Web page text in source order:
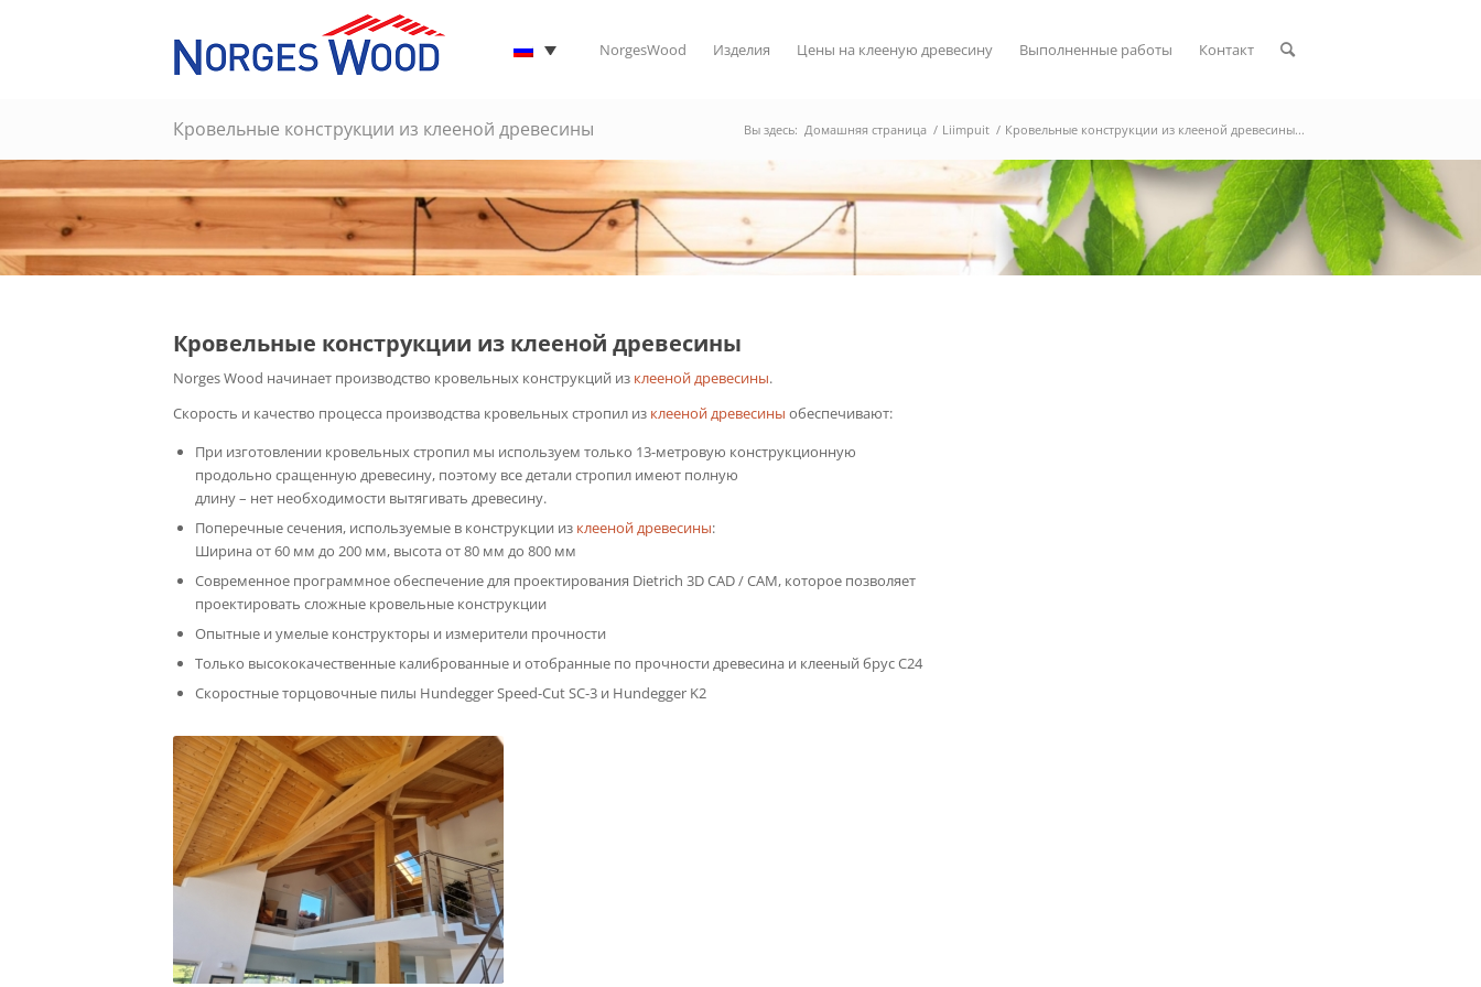
NorgesWood Изделия Цены на клееную древесину Выполненные работы Контакт
Кровельные конструкции из клееной древесины Вы здесь: Домашняя страница / Liimpuit / Кровельные конструкции из клееной древесины...
Кровельные конструкции из клееной древесины
Norges Wood начинает производство кровельных конструкций из клееной древесины.
Скорость и качество процесса производства кровельных стропил из клееной древесины обеспечивают:
При изготовлении кровельных стропил мы используем только 13-метровую конструкционную
продольно сращенную древесину, поэтому все детали стропил имеют полную
длину – нет необходимости вытягивать древесину.
Поперечные сечения, используемые в конструкции из клееной древесины:
Ширина от 60 мм до 200 мм, высота от 80 мм до 800 мм
Современное программное обеспечение для проектирования Dietrich 3D CAD / CAM, которое позволяет
проектировать сложные кровельные конструкции
Опытные и умелые конструкторы и измерители прочности
Только высококачественные калиброванные и отобранные по прочности древесина и клееный брус C24
Скоростные торцовочные пилы Hundegger Speed-Cut SC-3 и Hundegger K2